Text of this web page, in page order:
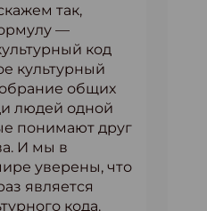
так,
—
код
культурный
общих
людей одной
понимают друг
И мы в
уверены, что
является
кода.